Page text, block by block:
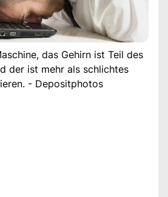
das Gehirn ist Teil des
der ist mehr als schlichtes
- Depositphotos